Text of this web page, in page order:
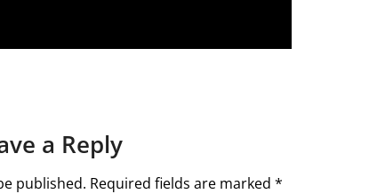
a Reply
published. Required fields are marked *